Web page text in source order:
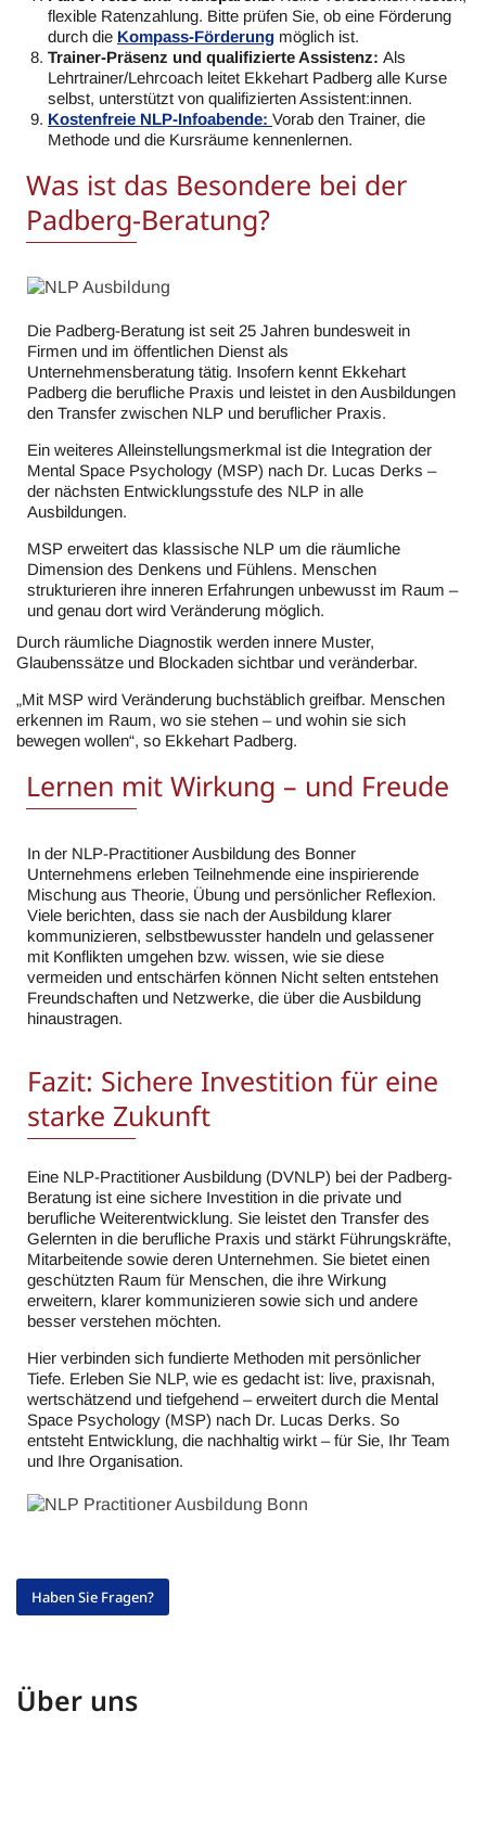
Über uns
flexible Ratenzahlung. Bitte prüfen Sie, ob eine Förderung
durch die Kompass-Förderung möglich ist.
Trainer-Präsenz und qualifizierte Assistenz: Als
Lehrtrainer/Lehrcoach leitet Ekkehart Padberg alle Kurse
selbst, unterstützt von qualifizierten Assistent:innen.
Kostenfreie NLP-Infoabende: Vorab den Trainer, die
Methode und die Kursräume kennenlernen.
Was ist das Besondere bei der
Padberg-Beratung?
Die Padberg-Beratung ist seit 25 Jahren bundesweit in
Firmen und im öffentlichen Dienst als
Unternehmensberatung tätig. Insofern kennt Ekkehart
Padberg die berufliche Praxis und leistet in den Ausbildungen
den Transfer zwischen NLP und beruflicher Praxis.
Ein weiteres Alleinstellungsmerkmal ist die Integration der
Mental Space Psychology (MSP) nach Dr. Lucas Derks –
der nächsten Entwicklungsstufe des NLP in alle
Ausbildungen.
MSP erweitert das klassische NLP um die räumliche
Dimension des Denkens und Fühlens. Menschen
strukturieren ihre inneren Erfahrungen unbewusst im Raum –
und genau dort wird Veränderung möglich.
Durch räumliche Diagnostik werden innere Muster,
Glaubenssätze und Blockaden sichtbar und veränderbar.
„Mit MSP wird Veränderung buchstäblich greifbar. Menschen
erkennen im Raum, wo sie stehen – und wohin sie sich
bewegen wollen“, so Ekkehart Padberg.
Lernen mit Wirkung – und Freude
In der NLP-Practitioner Ausbildung des Bonner
Unternehmens erleben Teilnehmende eine inspirierende
Mischung aus Theorie, Übung und persönlicher Reflexion.
Viele berichten, dass sie nach der Ausbildung klarer
kommunizieren, selbstbewusster handeln und gelassener
mit Konflikten umgehen bzw. wissen, wie sie diese
vermeiden und entschärfen können Nicht selten entstehen
Freundschaften und Netzwerke, die über die Ausbildung
hinaustragen.
Fazit: Sichere Investition für eine
starke Zukunft
Eine NLP-Practitioner Ausbildung (DVNLP) bei der Padberg-
Beratung ist eine sichere Investition in die private und
berufliche Weiterentwicklung. Sie leistet den Transfer des
Gelernten in die berufliche Praxis und stärkt Führungskräfte,
Mitarbeitende sowie deren Unternehmen. Sie bietet einen
geschützten Raum für Menschen, die ihre Wirkung
erweitern, klarer kommunizieren sowie sich und andere
besser verstehen möchten.
Hier verbinden sich fundierte Methoden mit persönlicher
Tiefe. Erleben Sie NLP, wie es gedacht ist: live, praxisnah,
wertschätzend und tiefgehend – erweitert durch die Mental
Space Psychology (MSP) nach Dr. Lucas Derks. So
entsteht Entwicklung, die nachhaltig wirkt – für Sie, Ihr Team
und Ihre Organisation.
Haben Sie Fragen?